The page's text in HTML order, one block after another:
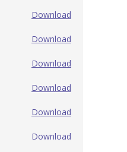
Download
Download
Download
Download
Download
Download